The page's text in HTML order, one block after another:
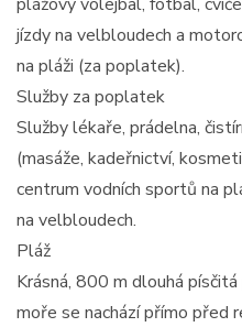
jízdy na velbloudech a
na pláži (za poplatek).
Služby za poplatek
Služby lékaře, prádelna,
(masáže, kadeřnictví,
centrum vodních sportů na
na velbloudech.
Pláž
Krásná, 800 m dlouhá
moře se nachází přímo před